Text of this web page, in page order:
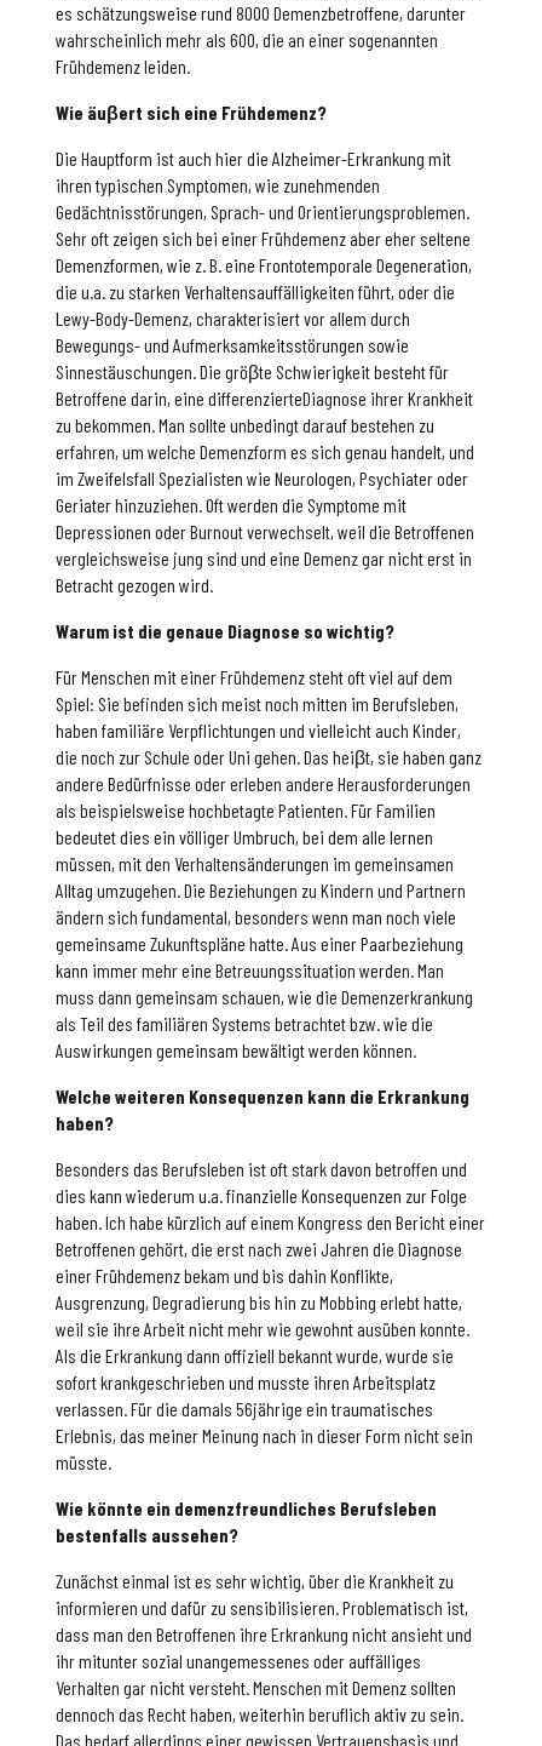
es schätzungsweise rund 8000 Demenzbetroffene, darunter
wahrscheinlich mehr als 600, die an einer sogenannten
Frühdemenz leiden.
Wie äuβert sich eine Frühdemenz?
Die Hauptform ist auch hier die Alzheimer-Erkrankung mit
ihren typischen Symptomen, wie zunehmenden
Gedächtnisstörungen, Sprach- und Orientierungsproblemen.
Sehr oft zeigen sich bei einer Frühdemenz aber eher seltene
Demenzformen, wie z. B. eine Frontotemporale Degeneration,
die u.a. zu starken Verhaltensauffälligkeiten führt, oder die
Lewy-Body-Demenz, charakterisiert vor allem durch
Bewegungs- und Aufmerksamkeitsstörungen sowie
Sinnestäuschungen. Die gröβte Schwierigkeit besteht für
Betroffene darin, eine differenzierteDiagnose ihrer Krankheit
zu bekommen. Man sollte unbedingt darauf bestehen zu
erfahren, um welche Demenzform es sich genau handelt, und
im Zweifelsfall Spezialisten wie Neurologen, Psychiater oder
Geriater hinzuziehen. Oft werden die Symptome mit
Depressionen oder Burnout verwechselt, weil die Betroffenen
vergleichsweise jung sind und eine Demenz gar nicht erst in
Betracht gezogen wird.
Warum ist die genaue Diagnose so wichtig?
Für Menschen mit einer Frühdemenz steht oft viel auf dem
Spiel: Sie befinden sich meist noch mitten im Berufsleben,
haben familiäre Verpflichtungen und vielleicht auch Kinder,
die noch zur Schule oder Uni gehen. Das heiβt, sie haben ganz
andere Bedürfnisse oder erleben andere Herausforderungen
als beispielsweise hochbetagte Patienten. Für Familien
bedeutet dies ein völliger Umbruch, bei dem alle lernen
müssen, mit den Verhaltensänderungen im gemeinsamen
Alltag umzugehen. Die Beziehungen zu Kindern und Partnern
ändern sich fundamental, besonders wenn man noch viele
gemeinsame Zukunftspläne hatte. Aus einer Paarbeziehung
kann immer mehr eine Betreuungssituation werden. Man
muss dann gemeinsam schauen, wie die Demenzerkrankung
als Teil des familiären Systems betrachtet bzw. wie die
Auswirkungen gemeinsam bewältigt werden können.
Welche weiteren Konsequenzen kann die Erkrankung
haben?
Besonders das Berufsleben ist oft stark davon betroffen und
dies kann wiederum u.a. finanzielle Konsequenzen zur Folge
haben. Ich habe kürzlich auf einem Kongress den Bericht einer
Betroffenen gehört, die erst nach zwei Jahren die Diagnose
einer Frühdemenz bekam und bis dahin Konflikte,
Ausgrenzung, Degradierung bis hin zu Mobbing erlebt hatte,
weil sie ihre Arbeit nicht mehr wie gewohnt ausüben konnte.
Als die Erkrankung dann offiziell bekannt wurde, wurde sie
sofort krankgeschrieben und musste ihren Arbeitsplatz
verlassen. Für die damals 56jährige ein traumatisches
Erlebnis, das meiner Meinung nach in dieser Form nicht sein
müsste.
Wie könnte ein demenzfreundliches Berufsleben
bestenfalls aussehen?
Zunächst einmal ist es sehr wichtig, über die Krankheit zu
informieren und dafür zu sensibilisieren. Problematisch ist,
dass man den Betroffenen ihre Erkrankung nicht ansieht und
ihr mitunter sozial unangemessenes oder auffälliges
Verhalten gar nicht versteht. Menschen mit Demenz sollten
dennoch das Recht haben, weiterhin beruflich aktiv zu sein.
Das bedarf allerdings einer gewissen Vertrauensbasis und